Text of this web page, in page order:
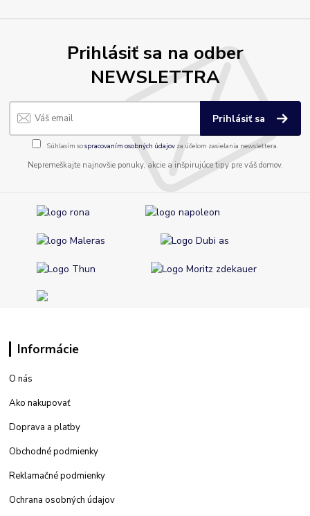
Prihlásiť sa na odber
NEWSLETTRA
Prihlásiť sa
Súhlasím sospracovaním osobných údajov za účelom zasielania newslettera.
Nepremeškajte najnovšie ponuky, akcie a inšpirujúce tipy pre váš domov.
Informácie
O nás
Ako nakupovať
Doprava a platby
Obchodné podmienky
Reklamačné podmienky
Ochrana osobných údajov